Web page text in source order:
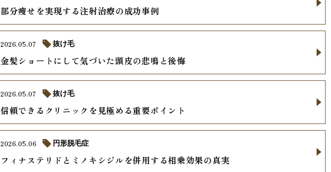
部分痩せを実現する注射治療の成功事例
金髪ショートにして気づいた頭皮の悲鳴と後悔
2026.05.07 抜け毛
信頼できるクリニックを見極める重要ポイント
2026.05.07 抜け毛
フィナステリドとミノキシジルを併用する相乗効果の真実
2026.05.06 円形脱毛症